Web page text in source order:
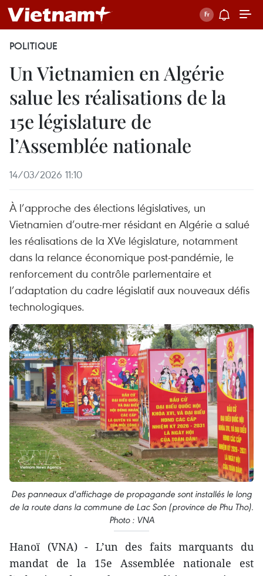
POLITIQUE
Un Vietnamien en Algérie
salue les réalisations de la
15e législature de
l’Assemblée nationale
14/03/2026 11:10
À l’approche des élections législatives, un
Vietnamien d’outre-mer résidant en Algérie a salué
les réalisations de la XVe législature, notamment
dans la relance économique post-pandémie, le
renforcement du contrôle parlementaire et
l’adaptation du cadre législatif aux nouveaux défis
technologiques.
Des panneaux d'affichage de propagande sont installés le long
de la route dans la commune de Lac Son (province de Phu Tho).
Photo : VNA
Hanoï (VNA) - L’un des faits marquants du
mandat de la 15e Assemblée nationale est